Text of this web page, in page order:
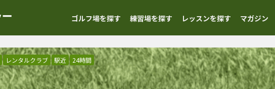
ゴルフ場を探す 練習場を探す レッスンを探す マガジン
レンタルクラブ 駅近 24時間